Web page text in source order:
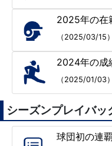
2025年の在
（2025/03/15）
2024年の成
（2025/01/03）
シーズンプレイバッ
球団初の連